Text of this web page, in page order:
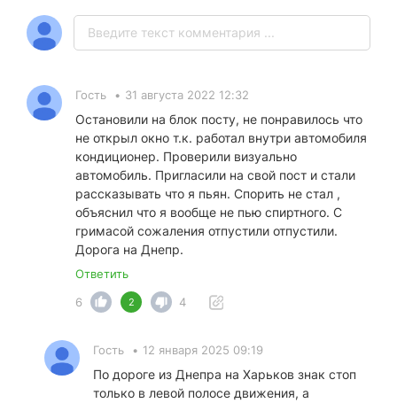
Гость • 31 августа 2022 12:32
Остановили на блок посту, не понравилось что
не открыл окно т.к. работал внутри автомобиля
кондиционер. Проверили визуально
автомобиль. Пригласили на свой пост и стали
рассказывать что я пьян. Спорить не стал ,
объяснил что я вообще не пью спиртного. С
гримасой сожаления отпустили отпустили.
Дорога на Днепр.
Ответить
6
2 4
Гость • 12 января 2025 09:19
По дороге из Днепра на Харьков знак стоп
только в левой полосе движения, а